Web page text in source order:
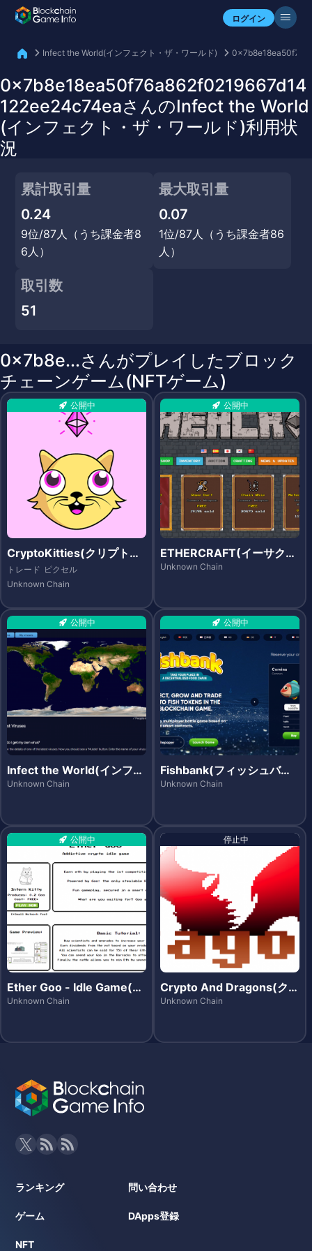
ログイン
自分のアセットを確認
Infect the World(インフェクト・ザ・ワールド)
0x7b8e18ea50f76a862f0219667d14
122ee24c74eaさんのInfect the World
(インフェクト・ザ・ワールド)利用状
況
累計取引量
0.24
9位/87人（うち課金者8
6人）
最大取引量
0.07
1位/87人（うち課金者86
人）
取引数
51
0x7b8e...さんがプレイしたブロック
チェーンゲーム(NFTゲーム)
公開中
CryptoKitties(クリプトキ
ティーズ)
トレード ピクセル
Unknown Chain
公開中
ETHERCRAFT(イーサクラ
フト)
Unknown Chain
公開中
Infect the World(インフェ
クト・ザ・ワールド)
Unknown Chain
公開中
Fishbank(フィッシュバン
ク)
Unknown Chain
公開中
Ether Goo - Idle Game(イ
ーサグー -アイドルゲー
Unknown Chain
停止中
Crypto And Dragons(クリ
プト・アンド・ドラゴンズ)
Unknown Chain
ランキング
ゲーム
NFT
問い合わせ
DApps登録